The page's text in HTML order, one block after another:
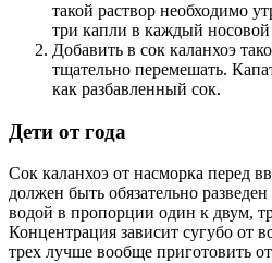
такой раствор необходимо
три капли в каждый носовой
Добавить в сок каланхоэ
тщательно перемешать.
как разбавленный сок.
Дети от года
Сок каланхоэ от насморка перед
должен быть обязательно
водой в пропорции один к двум,
Концентрация зависит сугубо от
трех лучше вообще приготовить